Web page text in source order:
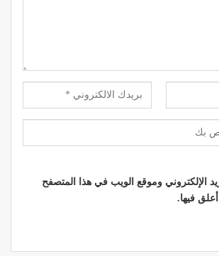
الإلكتروني وموقع الويب في هذا المتصفح
فيها.